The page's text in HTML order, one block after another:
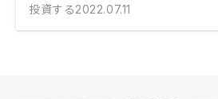
投資する2022.07.11